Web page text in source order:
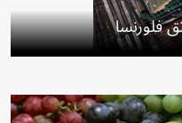
فلورنسا